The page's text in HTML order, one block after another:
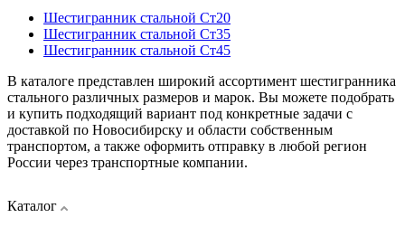
Шестигранник стальной Ст20
Шестигранник стальной Ст35
Шестигранник стальной Ст45
В каталоге представлен широкий ассортимент шестигранника
стального различных размеров и марок. Вы можете подобрать
и купить подходящий вариант под конкретные задачи с
доставкой по Новосибирску и области собственным
транспортом, а также оформить отправку в любой регион
России через транспортные компании.
Каталог